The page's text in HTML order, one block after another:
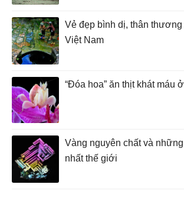
Vẻ đẹp bình dị, thân
Việt Nam
“Đóa hoa” ăn thịt khát máu
Vàng nguyên chất và
nhất thế giới